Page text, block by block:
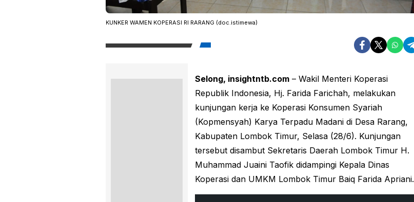
KUNKER WAMEN KOPERASI RI RARANG (doc.istimewa)
Selong, insightntb.com – Wakil Menteri Koperasi
Republik Indonesia, Hj. Farida Farichah, melakukan
kunjungan kerja ke Koperasi Konsumen Syariah
(Kopmensyah) Karya Terpadu Madani di Desa Rarang,
Kabupaten Lombok Timur, Selasa (28/6). Kunjungan
tersebut disambut Sekretaris Daerah Lombok Timur H.
Muhammad Juaini Taofik didampingi Kepala Dinas
Koperasi dan UMKM Lombok Timur Baiq Farida Apriani.